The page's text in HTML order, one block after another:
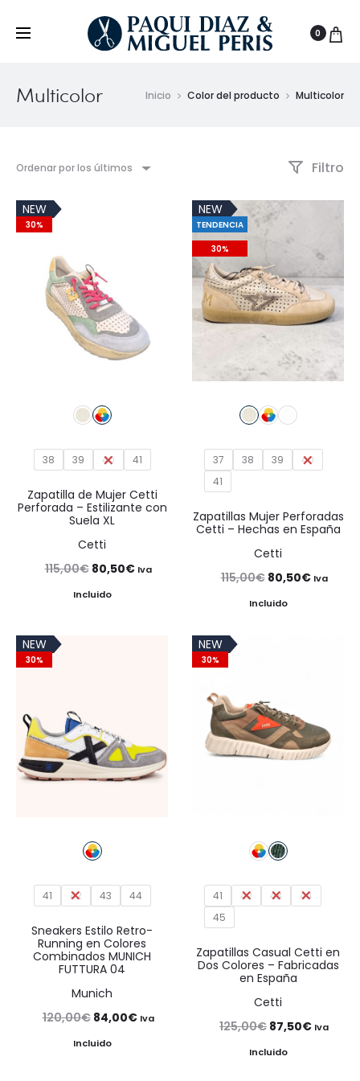
0
Multicolor Inicio Color del producto Multicolor
Ordenar por los últimos Filtro
NEW
30%
38 39 40 41
Zapatilla de Mujer Cetti
Perforada – Estilizante con
Suela XL
Cetti
115,00€ El
precio
80,50€ElIva
Incluido
NEW
TENDENCIA
30%
37 38 39
40
41
Zapatillas Mujer Perforadas
Cetti – Hechas en España
Cetti
115,00€ El
precio
80,50€ElIva
Incluido
NEW
30%
41 42 43 44
Sneakers Estilo Retro-
Running en Colores
Combinados MUNICH
FUTTURA 04
Munich
120,00€ El
precio
84,00€ElIva
Incluido
NEW
30%
41 42 43
44
45
Zapatillas Casual Cetti en
Dos Colores – Fabricadas
en España
Cetti
125,00€ El
precio
87,50€ElIva
Incluido